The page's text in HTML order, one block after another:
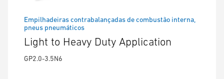
Empilhadeiras contrabalançadas de combustão interna,
pneus pneumáticos
Light to Heavy Duty Application
GP2.0-3.5N6